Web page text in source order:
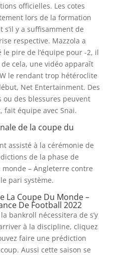
officielles. Les cotes
lors de la formation
y a suffisamment de
respective. Mazzola a
pire de l’équipe pour -2, il
cela, une vidéo apparaît
le rendant trop hétéroclite
Net Entertainment. Des
des blessures peuvent
équipe avec Snai.
de la coupe du
assisté à la cérémonie de
de la phase de
– Angleterre contre
pari système.
La Coupe Du Monde –
De Football 2022
bankroll nécessitera de s’y
à la discipline, cliquez
faire une prédiction
Aussi cette saison se